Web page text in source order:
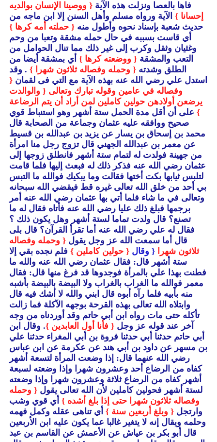
فاها بالعصا ونزلت هذه الآية { ووصينا الإنسان بوالديه
إحسانا }الآية ورواه مسلم وأهل السنن إلا ابن ماجه من
حديث شعبة بإسناد نحوه وأطول منه { حملته أمه كرها }
أي قاست بسببه في حال حمله مشقة وتعبا من وحم
وغثيان وثقل وكرب إلى غير ذلك مما تنال الحوامل من
التعب والمشقة { ووضعته كرها }أي بمشقة أيضا من
الطلق وشدته { وحمله وفصاله ثلاثون شهرا } . وقد
استدل علي رضي الله عنه بهذه الآية مع التي فى لقمان {
وفصاله في عامين وقوله تبارك وتعالى { والوالدت
يرضعن أولادهن حولين كاملين لمن أراد أن يتم الرضاعة
}على أن أقل مدة الحمل ستة أشهر وهو استنباط قوي
صحيح ووافقه عليه عثمان وجماعة من الصحابة قال
محمد بن إسحاق بن يسار عن يزيد بن عبدالله بن قسيط
عن معمر بن عبدالله الجهني قال تزوج رجل منا امرأة
من جهينة فولدت له لتمام ستة أشهر فانطلق زوجها إلى
عثمان رضي الله عنه فذكر ذلك له فبعث إليها فلما قامت
لتلبس ثيابها بكت أختها فقالت وما يبكيك فوالله ما التبس
بي أحد من خلق الله تعالى غيره قط فيقضي الله سبحانه
وتعالى في ما شاء فلما أتي بها عثمان رضي الله عنه أمر
برجمها فبلغ ذلك عليا رضي الله عنه فأتاه فقال له ما
تصنع؟ قال ولدت تماما لستة أشهر وهل يكون ذلك ؟
فقال له علي رضي الله عنه أما تقرأ القرآن؟ قال بلى
قال أما سمعت الله عز وجل يقول { وحمله وفصاله
ثلاثون شهرا
{ وقال { حولين كاملين }فلم نجده بقي إلا
ستة أشهر قال: فقال عثمان رضي الله عنه والله ما
فطنت بهذا علي بالمرأة فوجدوها قد فرغ منها قال: فقال
معمر فوالله ما الغراب بالغراب ولا البيضة بالبيضة بأشبه
منه بأبيه فلما رآه أبوه قال ابني والله لا أشك فيه قال
وابتلاه الله تعالى بهذه القرحة بوجهه الآكلة فما زالت
تأكله حتى مات رواه ابن أبي حاتم وقد أوردناه من وجه
آخر عند قوله عز وجل { فأنا أول العابدين }. وقال ابن
أبي حاتم حدثنا أبي حدثنا فروة بن أبي المغراء حدثنا علي
بن مسهر عن داود بن أبي هند عن عكرمة عن ابن عباس
رضي الله عنهما قال: إذا وضعت المرأة لتسعة أشهر
كفاه من الرضاع أحد وعشرون شهرا وإذا وضعته لسبعة
أشهر كفاه من الرضاع ثلاثة وعشرون شهرا وإذا وضعته
لستة أشهر فحولين كاملين لأن الله تعالى يقول { وحمله
وفصاله ثلاثون شهرا حتى إذا بلغ أشده }أي قوي وشب
وارتجل { وبلغ أربعين سنة }أي تناهى عقله وكمل فهمه
وحلمه ويقال إنه لا يتغير غالبا عما يكون عليه ابن الأربعين
قال أبو بكر بن عياش عن الأعمش عن القاسم بن عبد